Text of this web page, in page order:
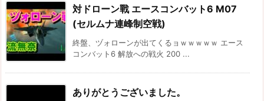
対ドローン戰 エースコンバット6 M07
(セルムナ連峰制空戦)
終盤、ヅォローンが出てくるョｗｗｗｗｗ エース
コンバット6 解放への戦火 200 ...
ありがとうございました。